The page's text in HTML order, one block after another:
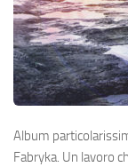
Album
Fabryka. Un lavoro